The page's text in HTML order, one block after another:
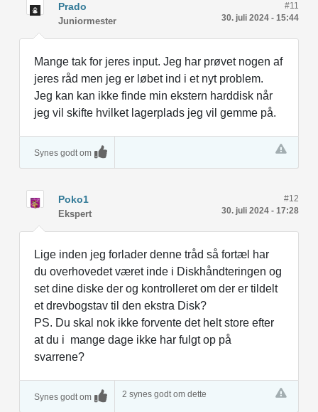
Prado
Juniormester 30. juli 2024 - 15:44
#11
Mange tak for jeres input. Jeg har prøvet nogen af
jeres råd men jeg er løbet ind i et nyt problem.
Jeg kan kan ikke finde min ekstern harddisk når
jeg vil skifte hvilket lagerplads jeg vil gemme på.
Synes godt om
Poko1
Ekspert 30. juli 2024 - 17:28
#12
Lige inden jeg forlader denne tråd så fortæl har
du overhovedet været inde i Diskhåndteringen og
set dine diske der og kontrolleret om der er tildelt
et drevbogstav til den ekstra Disk?
PS. Du skal nok ikke forvente det helt store efter
at du i mange dage ikke har fulgt op på
svarrene?
Synes godt om 2 synes godt om dette